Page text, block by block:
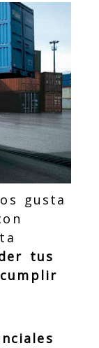
gusta
tus
cumplir